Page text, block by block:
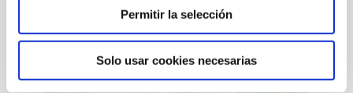
Permitir la selección
Solo usar cookies necesarias